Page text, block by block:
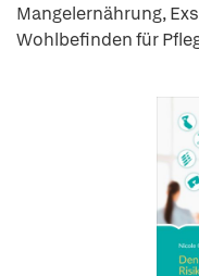
Mangelernährung,
Wohlbefinden für